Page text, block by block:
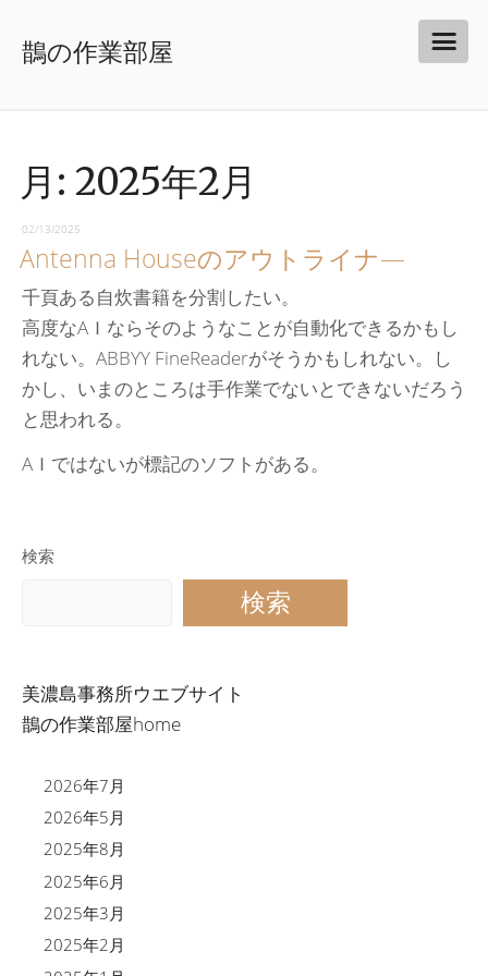
鵲の作業部屋
月: 2025年2月
02/13/2025
Antenna Houseのアウトライナ―
千頁ある自炊書籍を分割したい。
高度なAＩならそのようなことが自動化できるかもし
れない。ABBYY FineReaderがそうかもしれない。し
かし、いまのところは手作業でないとできないだろう
と思われる。
AＩではないが標記のソフトがある。
検索
検索
美濃島事務所ウエブサイト
鵲の作業部屋home
2026年7月
2026年5月
2025年8月
2025年6月
2025年3月
2025年2月